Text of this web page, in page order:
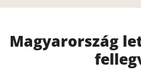
Magyarország